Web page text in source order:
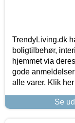
TrendyLiving.dk
boligtilbehør,
hjemmet via
gode
alle varer. Klik
Se